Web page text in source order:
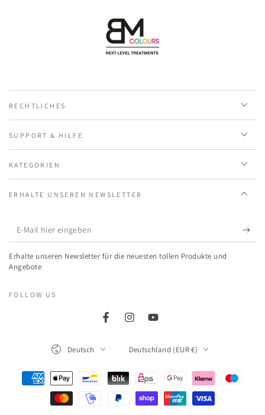
RECHTLICHES
SUPPORT & HILFE
KATEGORIEN
ERHALTE UNSEREN NEWSLETTER
E-
Mail
hier
Erhalte unseren Newsletter für die neuesten tollen Produkte und
Angebote
FOLLOW US
FacebookInstagramYouTube
Deutsch Deutschland (EUR €)
Zahlungsmöglichkeiten